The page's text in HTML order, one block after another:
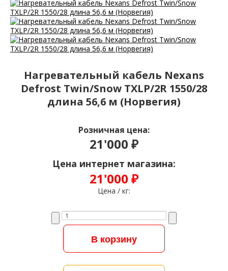
Нагревательный кабель Nexans
Defrost Twin/Snow TXLP/2R 1550/28
длина 56,6 м (Норвегия)
Розничная цена:
21'000 ₽
Цена интернет магазина:
21'000 ₽
Цена / кг: